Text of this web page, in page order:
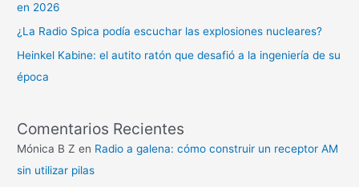
en 2026
¿La Radio Spica podía escuchar las explosiones nucleares?
Heinkel Kabine: el autito ratón que desafió a la ingeniería de su
época
Comentarios Recientes
Mónica B Z en Radio a galena: cómo construir un receptor AM
sin utilizar pilas